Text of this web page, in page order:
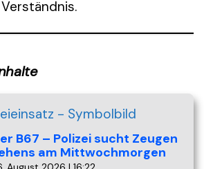
B67 – Polizei sucht Zeugen
am Mittwochmorgen